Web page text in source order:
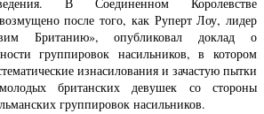
В Соединенном Королевстве
после того, как Руперт Лоу, лидер
Британию», опубликовал доклад о
группировок насильников, в котором
изнасилования и зачастую пытки
британских девушек со стороны
группировок насильников.